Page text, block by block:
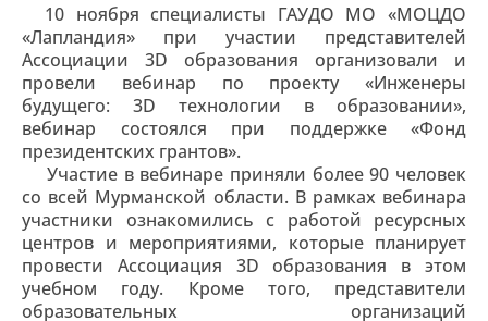
10 ноября специалисты ГАУДО МО «МОЦДО
«Лапландия» при участии представителей
Ассоциации 3D образования организовали и
провели вебинар по проекту «Инженеры
будущего: 3D технологии в образовании»,
вебинар состоялся при поддержке «Фонд
президентских грантов».
Участие в вебинаре приняли более 90 человек
со всей Мурманской области. В рамках вебинара
участники ознакомились с работой ресурсных
центров и мероприятиями, которые планирует
провести Ассоциация 3D образования в этом
учебном году. Кроме того, представители
образовательных организаций